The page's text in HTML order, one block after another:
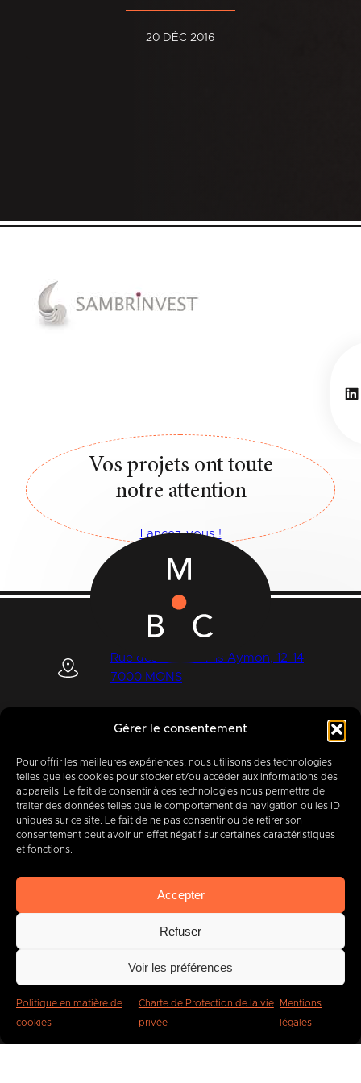
Gérer le consentement
Pour offrir les meilleures expériences, nous utilisons des technologies
telles que les cookies pour stocker et/ou accéder aux informations des
appareils. Le fait de consentir à ces technologies nous permettra de
traiter des données telles que le comportement de navigation ou les ID
uniques sur ce site. Le fait de ne pas consentir ou de retirer son
consentement peut avoir un effet négatif sur certaines caractéristiques
et fonctions.
Accepter
Refuser
Voir les préférences
Politique en matière de
cookies
Charte de Protection de la vie
privée
Mentions
légales
20 DÉC 2016
Vos projets ont toute
notre attention
Lancez-vous !
Rue des Quatre Fils Aymon, 12-14
7000 MONS
info@imbc.be
Aujourd’hui, partenaire
entreprises.